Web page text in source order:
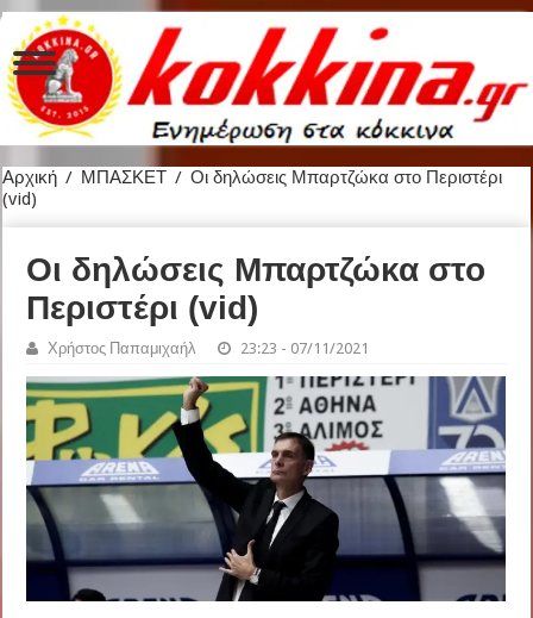
Αρχική / ΜΠΑΣΚΕΤ / Οι δηλώσεις Μπαρτζώκα στο Περιστέρι
(vid)
Οι δηλώσεις Μπαρτζώκα στο
Περιστέρι (vid)
Χρήστος Παπαμιχαήλ 23:23 - 07/11/2021